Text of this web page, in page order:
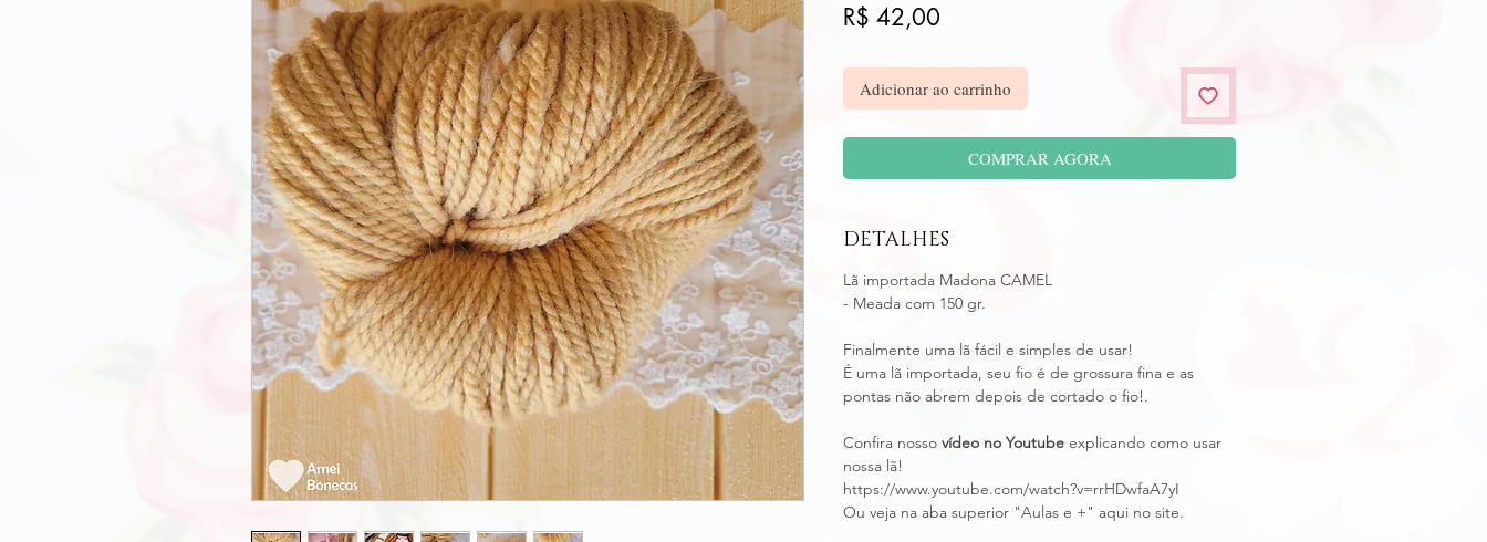
R$ 42,00Preço
Adicionar ao carrinho
COMPRAR AGORA
DETALHES
Lã importada Madona CAMEL
- Meada com 150 gr.
Finalmente uma lã fácil e simples de usar!
É uma lã importada, seu fio é de grossura fina e as
pontas não abrem depois de cortado o fio!.
Confira nosso vídeo no Youtube explicando como usar
nossa lã!
https://www.youtube.com/watch?v=rrHDwfaA7yI
Ou veja na aba superior "Aulas e +" aqui no site.